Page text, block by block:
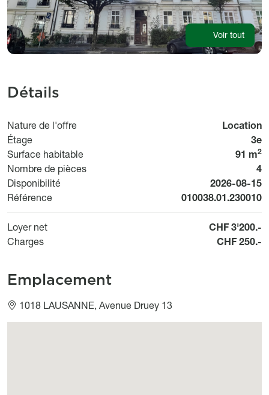
Voir tout
Détails
Nature de l'offre
Location
Étage
3e
Surface habitable
91 m2
Nombre de pièces
4
Disponibilité
Available
2026-08-15
Référence
010038.01.230010
Loyer net
CHF 3'200.-
Charges
CHF 250.-
Emplacement
1018 LAUSANNE, Avenue Druey 13